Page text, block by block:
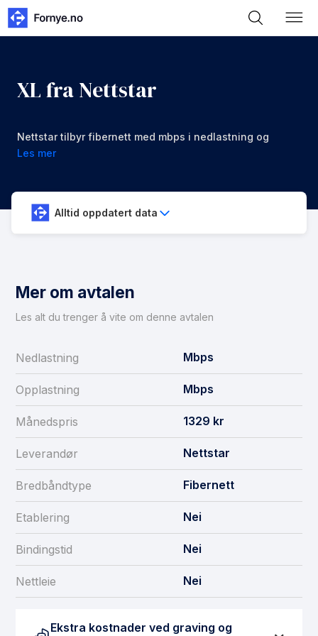
XL fra Nettstar
Nettstar tilbyr fibernett med mbps i nedlastning og
opplastning for 1329 kr/mnd
Les mer
Alltid oppdatert data
Mer om avtalen
Les alt du trenger å vite om denne avtalen
Nedlastning Mbps
Opplastning Mbps
Månedspris 1329 kr
Leverandør Nettstar
Bredbåndtype Fibernett
Etablering Nei
Bindingstid Nei
Nettleie Nei
Ekstra kostnader ved graving og